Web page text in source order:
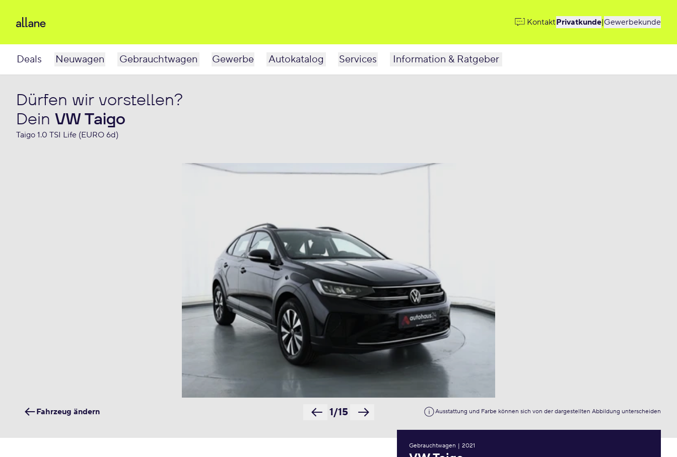
KontaktPrivatkunde|Gewerbekunde
Deals Neuwagen Gebrauchtwagen Gewerbe Autokatalog Services Information & Ratgeber
Dürfen wir vorstellen?
Dein VW Taigo
Taigo 1.0 TSI Life (EURO 6d)
Ausstattung und Farbe können sich von der dargestellten Abbildung unterscheiden
1/15
Fahrzeug ändern
Gebrauchtwagen | 2021